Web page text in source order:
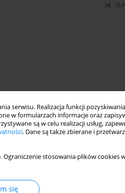
serwisu. Realizacja funkcji
w formularzach informacje oraz
są w celu realizacji usług,
. Dane są także zbierane i
stosowania plików cookies
się